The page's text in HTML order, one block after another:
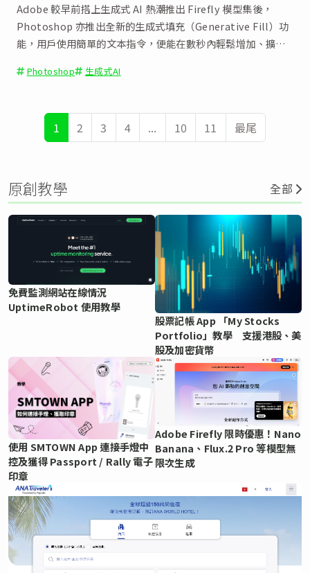
Adobe 較早前搭上生成式 AI 熱潮推出 Firefly 模型集後，
Photoshop 亦推出全新的生成式填充（Generative Fill）功
能，用戶使用簡單的文本指令，便能在數秒內輕鬆增加、擴展
Photoshop 生成式AI
1 2 3 4 ... 10 11 最尾
原創教學 全部
免費監測網站在線情況
UptimeRobot 使用教學
股票記帳 App 「My Stocks
Portfolio」教學 支援港股、美
股及加密貨幣
使用 SMTOWN App 連接手燈中
控及獲得 Passport / Rally 電子
印章
Adobe Firefly 限時優惠！Nano
Banana、Flux.2 Pro 等模型無
限次生成